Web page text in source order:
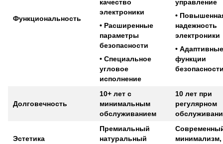
Функциональность
качество
электроники
• Расширенные
параметры
безопасности
• Специальное
угловое
исполнение
управление
•
надежность
электроники
• Адаптивные
функции
Долговечность
10+ лет с
минимальным
обслуживанием
10 лет при
регулярном
Эстетика
Премиальный
натуральный
минимализм,